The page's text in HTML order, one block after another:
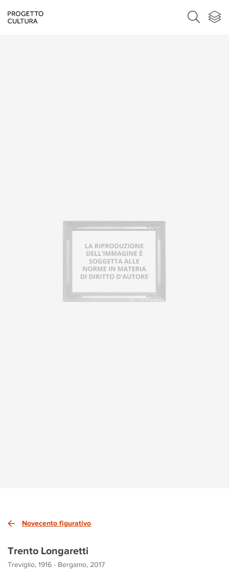
Novecento figurativo
Trento Longaretti
Treviglio, 1916 - Bergamo, 2017